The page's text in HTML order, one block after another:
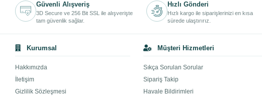
Güvenli Alışveriş
3D Secure ve 256 Bit SSL ile alışverişte
tam güvenlik sağlar.
Hızlı Gönderi
Hızlı kargo ile siparişlerinizi en kısa
sürede ulaştırırız.
Kurumsal
Hakkımızda
İletişim
Gizlilik Sözleşmesi
Müşteri Hizmetleri
Sıkça Sorulan Sorular
Sipariş Takip
Havale Bildirimleri